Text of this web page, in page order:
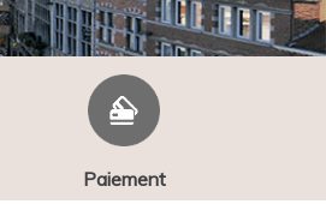
Paiement